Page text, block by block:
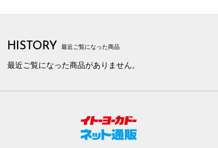
HISTORY 最近ご覧になった商品
最近ご覧になった商品がありません。